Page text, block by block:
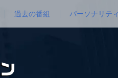
過去の番組 パーソナリテ